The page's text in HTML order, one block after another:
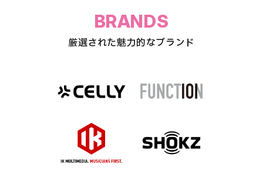
BRANDS
厳選された魅力的なブランド